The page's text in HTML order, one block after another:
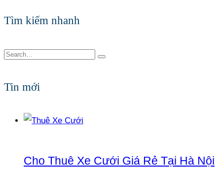
Tìm kiếm nhanh
Tin mới
Cho Thuê Xe Cưới Giá Rẻ Tại Hà Nội